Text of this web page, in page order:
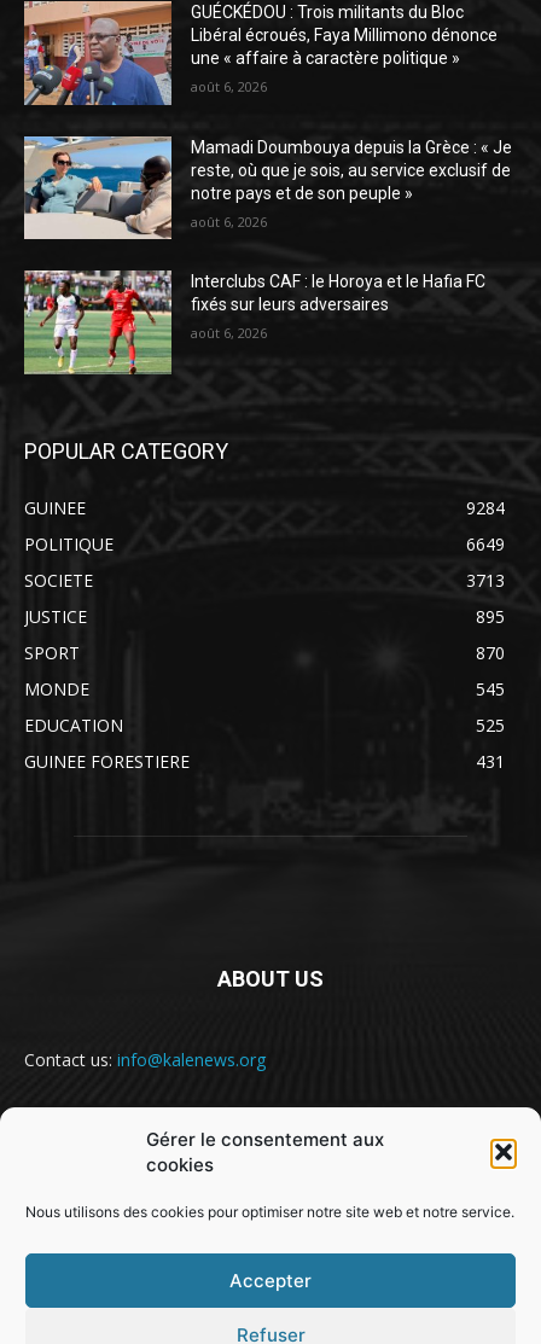
Gérer le consentement aux
cookies
Nous utilisons des cookies pour optimiser notre site web et notre service.
Accepter
Refuser
GUÉCKÉDOU : Trois militants du Bloc
Libéral écroués, Faya Millimono dénonce
une « affaire à caractère politique »
août 6, 2026
Mamadi Doumbouya depuis la Grèce : « Je
reste, où que je sois, au service exclusif de
notre pays et de son peuple »
août 6, 2026
Interclubs CAF : le Horoya et le Hafia FC
fixés sur leurs adversaires
août 6, 2026
POPULAR CATEGORY
GUINEE
9284
POLITIQUE
6649
SOCIETE
3713
JUSTICE
895
SPORT
870
MONDE
545
EDUCATION
525
GUINEE FORESTIERE
431
ABOUT US
Contact us: info@kalenews.org
FOLLOW US